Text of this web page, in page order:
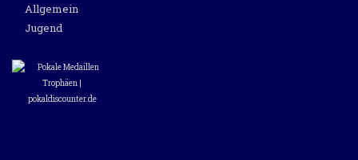
Allgemein
Jugend